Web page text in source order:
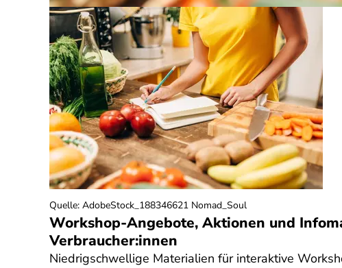
Workshop-Angebote, Aktionen und
Verbraucher:innen
Niedrigschwellige Materialien für interaktive
Quelle: AdobeStock_188346621 Nomad_Soul